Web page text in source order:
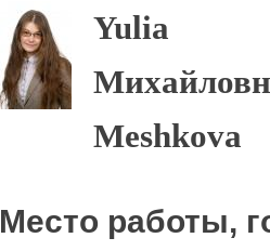
Yulia
Meshkova
Место работы,